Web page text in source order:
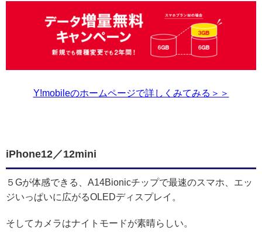
Y!mobileのホームページで詳しくみてみる＞＞
iPhone12／12mini
５Gが体感できる、A14Bionicチップで最速のスマホ、エッ
ジいっぱいに広がるOLEDディスプレイ。
そしてカメラはナイトモードが素晴らしい。